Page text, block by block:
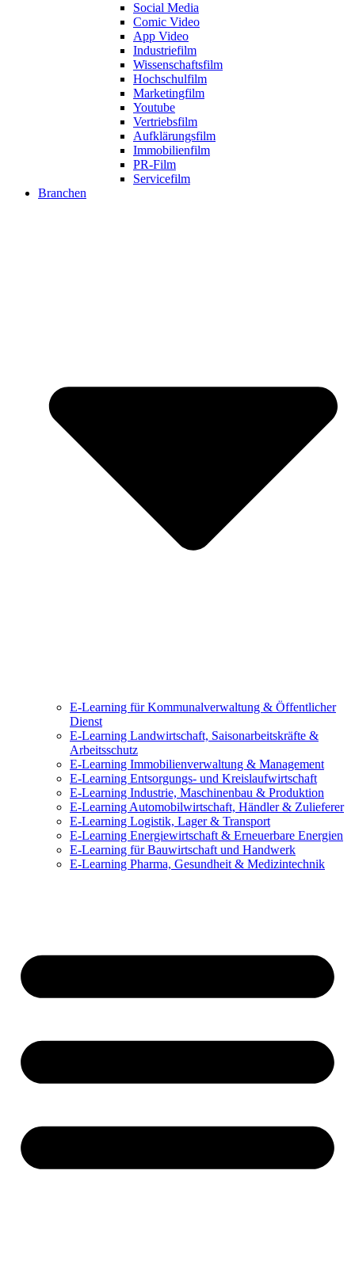
Social Media
Comic Video
App Video
Industriefilm
Wissenschaftsfilm
Hochschulfilm
Marketingfilm
Youtube
Vertriebsfilm
Aufklärungsfilm
Immobilienfilm
PR-Film
Servicefilm
Branchen
E-Learning für Kommunalverwaltung & Öffentlicher
Dienst
E-Learning Landwirtschaft, Saisonarbeitskräfte &
Arbeitsschutz
E-Learning Immobilienverwaltung & Management
E-Learning Entsorgungs- und Kreislaufwirtschaft
E-Learning Industrie, Maschinenbau & Produktion
E-Learning Automobilwirtschaft, Händler & Zulieferer
E-Learning Logistik, Lager & Transport
E-Learning Energiewirtschaft & Erneuerbare Energien
E-Learning für Bauwirtschaft und Handwerk
E-Learning Pharma, Gesundheit & Medizintechnik